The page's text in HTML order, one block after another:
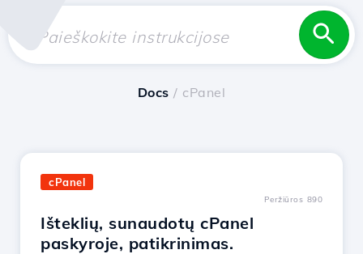
Docs / cPanel
cPanel
Peržiūros 890
Išteklių, sunaudotų cPanel
paskyroje, patikrinimas.